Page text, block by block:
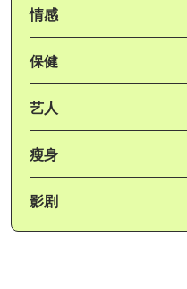
情感
保健
艺人
瘦身
影剧